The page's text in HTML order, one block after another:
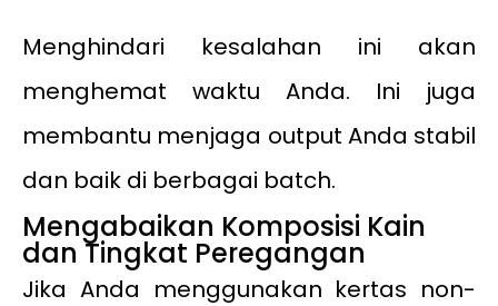
Menghindari kesalahan ini akan
menghemat waktu Anda. Ini juga
membantu menjaga output Anda stabil
dan baik di berbagai batch.
Mengabaikan Komposisi Kain
dan Tingkat Peregangan
Jika Anda menggunakan kertas non-